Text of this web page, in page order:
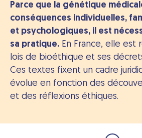
Parce que la génétique
conséquences individuelles,
et psychologiques, il est
sa pratique. En France, elle est
lois de bioéthique et ses
Ces textes fixent un cadre
évolue en fonction des
et des réflexions éthiques.